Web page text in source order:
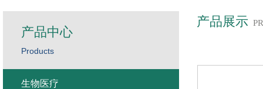
产品展示
产品中心
Products
生物医疗